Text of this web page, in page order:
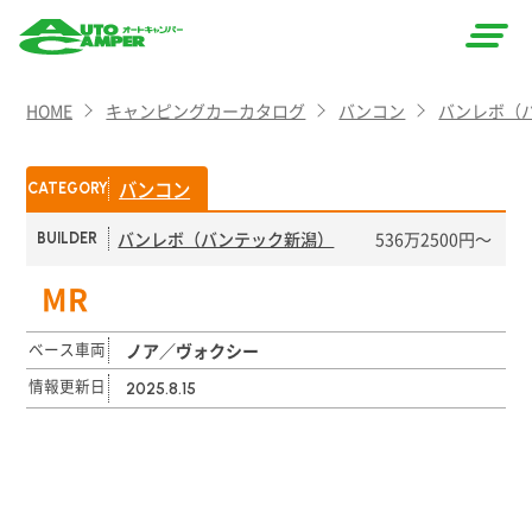
CAMPER
（オート
キャン
パー）
HOME キャンピングカーカタログ バンコン バンレボ（
CATEGORY バンコン
BUILDER バンレボ（バンテック新潟） 536万2500円〜
MR
ベース車両 ノア／ヴォクシー
情報更新日 2025.8.15